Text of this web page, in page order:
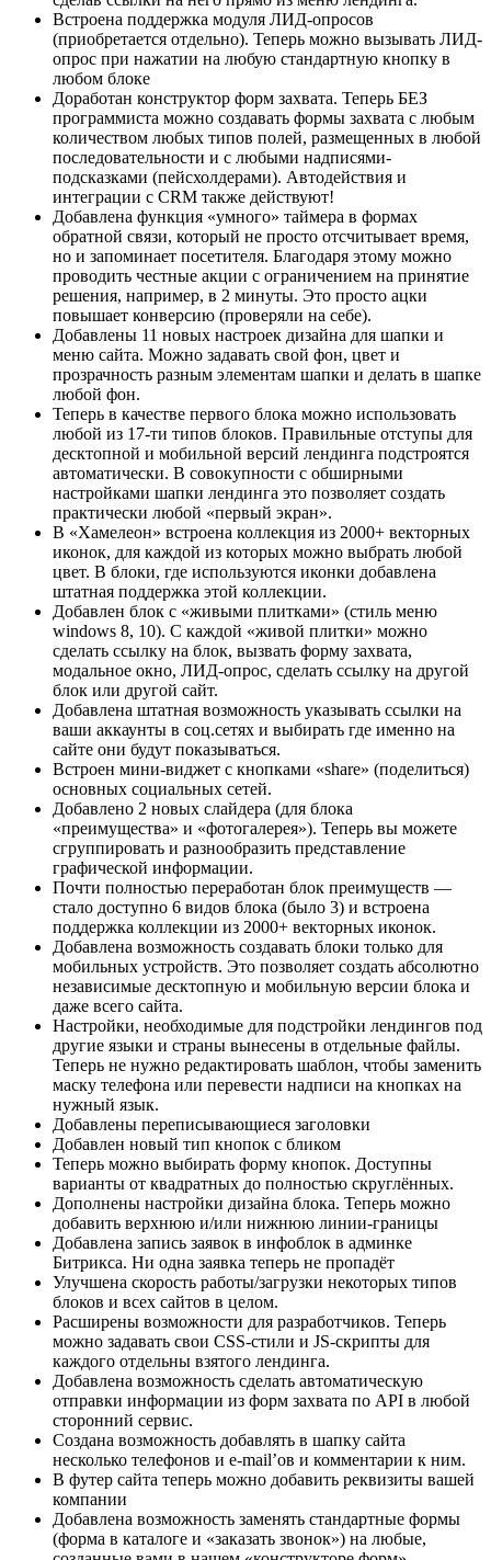
Встроена поддержка модуля ЛИД-опросов
(приобретается отдельно). Теперь можно вызывать ЛИД-
опрос при нажатии на любую стандартную кнопку в
любом блоке
Доработан конструктор форм захвата. Теперь БЕЗ
программиста можно создавать формы захвата с любым
количеством любых типов полей, размещенных в любой
последовательности и с любыми надписями-
подсказками (пейсхолдерами). Автодействия и
интеграции с CRM также действуют!
Добавлена функция «умного» таймера в формах
обратной связи, который не просто отсчитывает время,
но и запоминает посетителя. Благодаря этому можно
проводить честные акции с ограничением на принятие
решения, например, в 2 минуты. Это просто ацки
повышает конверсию (проверяли на себе).
Добавлены 11 новых настроек дизайна для шапки и
меню сайта. Можно задавать свой фон, цвет и
прозрачность разным элементам шапки и делать в шапке
любой фон.
Теперь в качестве первого блока можно использовать
любой из 17-ти типов блоков. Правильные отступы для
десктопной и мобильной версий лендинга подстроятся
автоматически. В совокупности с обширными
настройками шапки лендинга это позволяет создать
практически любой «первый экран».
В «Хамелеон» встроена коллекция из 2000+ векторных
иконок, для каждой из которых можно выбрать любой
цвет. В блоки, где используются иконки добавлена
штатная поддержка этой коллекции.
Добавлен блок с «живыми плитками» (стиль меню
windows 8, 10). С каждой «живой плитки» можно
сделать ссылку на блок, вызвать форму захвата,
модальное окно, ЛИД-опрос, сделать ссылку на другой
блок или другой сайт.
Добавлена штатная возможность указывать ссылки на
ваши аккаунты в соц.сетях и выбирать где именно на
сайте они будут показываться.
Встроен мини-виджет с кнопками «share» (поделиться)
основных социальных сетей.
Добавлено 2 новых слайдера (для блока
«преимущества» и «фотогалерея»). Теперь вы можете
сгруппировать и разнообразить представление
графической информации.
Почти полностью переработан блок преимуществ —
стало доступно 6 видов блока (было 3) и встроена
поддержка коллекции из 2000+ векторных иконок.
Добавлена возможность создавать блоки только для
мобильных устройств. Это позволяет создать абсолютно
независимые десктопную и мобильную версии блока и
даже всего сайта.
Настройки, необходимые для подстройки лендингов под
другие языки и страны вынесены в отдельные файлы.
Теперь не нужно редактировать шаблон, чтобы заменить
маску телефона или перевести надписи на кнопках на
нужный язык.
Добавлены переписывающиеся заголовки
Добавлен новый тип кнопок с бликом
Теперь можно выбирать форму кнопок. Доступны
варианты от квадратных до полностью скруглённых.
Дополнены настройки дизайна блока. Теперь можно
добавить верхнюю и/или нижнюю линии-границы
Добавлена запись заявок в инфоблок в админке
Битрикса. Ни одна заявка теперь не пропадёт
Улучшена скорость работы/загрузки некоторых типов
блоков и всех сайтов в целом.
Расширены возможности для разработчиков. Теперь
можно задавать свои CSS-стили и JS-скрипты для
каждого отдельны взятого лендинга.
Добавлена возможность сделать автоматическую
отправки информации из форм захвата по API в любой
сторонний сервис.
Создана возможность добавлять в шапку сайта
несколько телефонов и e-mail’oв и комментарии к ним.
В футер сайта теперь можно добавить реквизиты вашей
компании
Добавлена возможность заменять стандартные формы
(форма в каталоге и «заказать звонок») на любые,